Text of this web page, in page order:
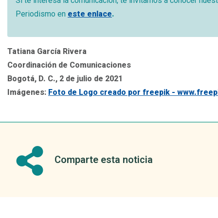
Periodismo en este enlace.
Tatiana García Rivera
Coordinación de Comunicaciones
Bogotá, D. C., 2 de julio de 2021
Imágenes: Foto de Logo creado por freepik -
Comparte esta noticia